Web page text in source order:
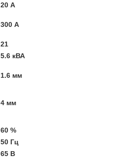
20 А
300 А
21
5.6 кВА
1.6 мм
4 мм
60 %
50 Гц
65 В